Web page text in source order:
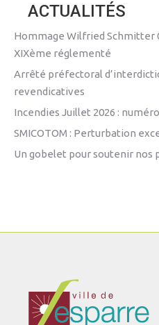
ACTUALITÉS
Hommage Wilfried Schmitter
XIXème réglementé
Arrêté préfectoral
revendicatives
Incendies Juillet 2026 :
SMICOTOM : Perturbation
Un gobelet pour soutenir nos